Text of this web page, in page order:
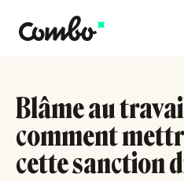
Blâme au
comment
cette sanction